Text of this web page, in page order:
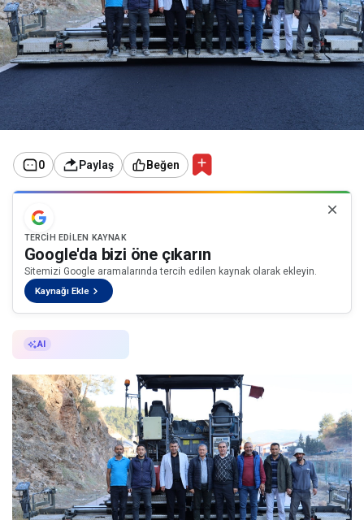
0 Paylaş Beğen
TERCIH EDILEN KAYNAK
Google'da bizi öne çıkarın
Sitemizi Google aramalarında tercih edilen kaynak olarak ekleyin.
Kaynağı Ekle
AI